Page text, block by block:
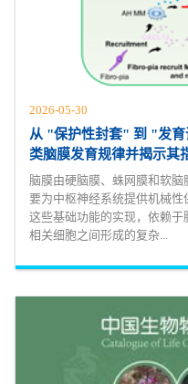
2026-05-30
从 "保护性封套" 到 "发
类脑膜发育规律并揭示其
脑膜由硬脑膜、蛛网膜和软
要为中枢神经系统提供机械性
这些基础功能的实现，依赖
相关细胞之间形成的复杂...